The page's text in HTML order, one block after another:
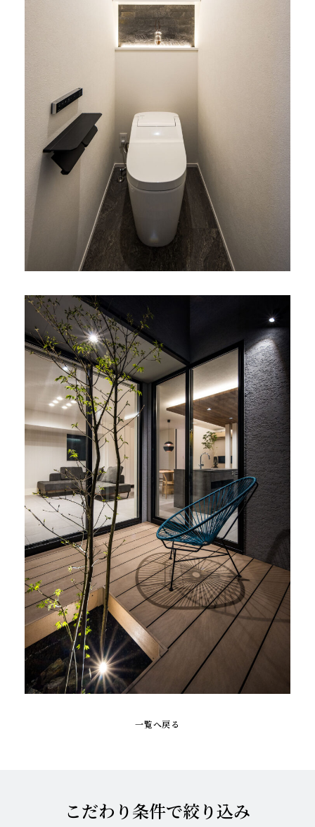
一覧へ戻る
こだわり条件で絞り込み